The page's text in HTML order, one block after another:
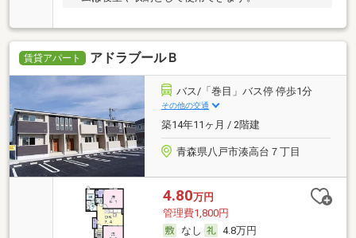
賃貸アパート アドラブールＢ
バス/「巻目」バス停 停歩1分
その他の交通
築14年11ヶ月 / 2階建
青森県八戸市湊高台７丁目
4.80万円
管理費1,800円
なし
4.8万円